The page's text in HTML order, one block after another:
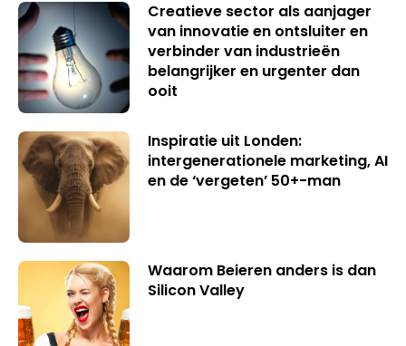
Creatieve sector als aanjager
van innovatie en ontsluiter en
verbinder van industrieën
belangrijker en urgenter dan
ooit
Inspiratie uit Londen:
intergenerationele marketing, AI
en de ‘vergeten’ 50+-man
Waarom Beieren anders is dan
Silicon Valley